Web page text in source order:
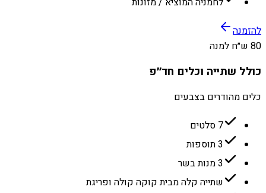
להזמנה
80 ש״ח למנה
כולל שתייה וכלים חד״פ
כלים מהודרים בצבעים
7 סלטים
3 תוספות
3 מנות בשר
שתייה קלה מבית קוקה קולה ופריגת